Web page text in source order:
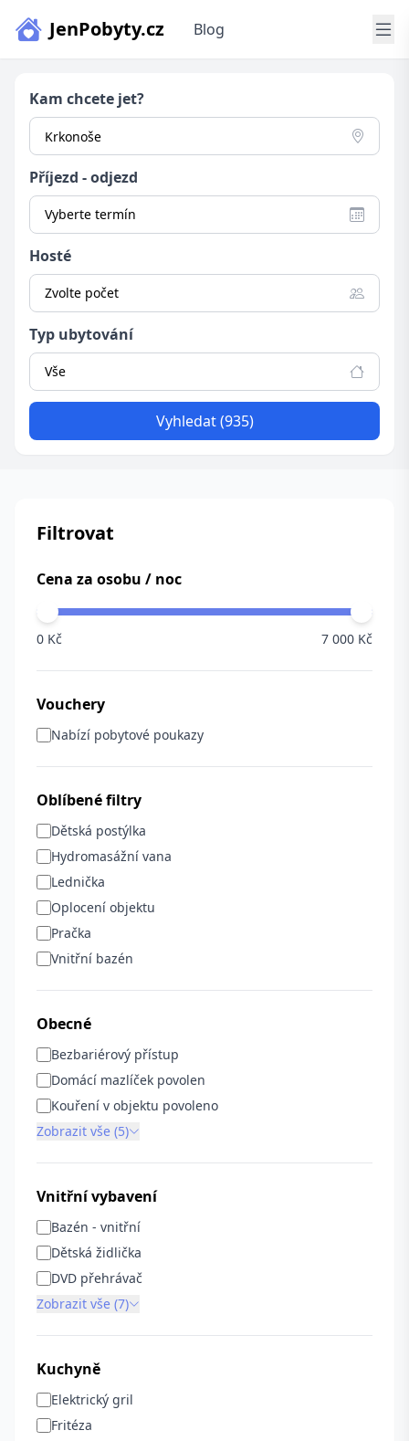
JenPobyty.cz Blog
Kam chcete jet?
Příjezd - odjezd
Vyberte termín
Hosté
Zvolte počet
Typ ubytování
Vše
Vyhledat (935)
Filtrovat
Cena za osobu / noc
0 Kč 7 000 Kč
Vouchery
Nabízí pobytové poukazy
Oblíbené filtry
Dětská postýlka
Hydromasážní vana
Lednička
Oplocení objektu
Pračka
Vnitřní bazén
Obecné
Bezbariérový přístup
Domácí mazlíček povolen
Kouření v objektu povoleno
Zobrazit vše (5)
Vnitřní vybavení
Bazén - vnitřní
Dětská židlička
DVD přehrávač
Zobrazit vše (7)
Kuchyně
Elektrický gril
Fritéza